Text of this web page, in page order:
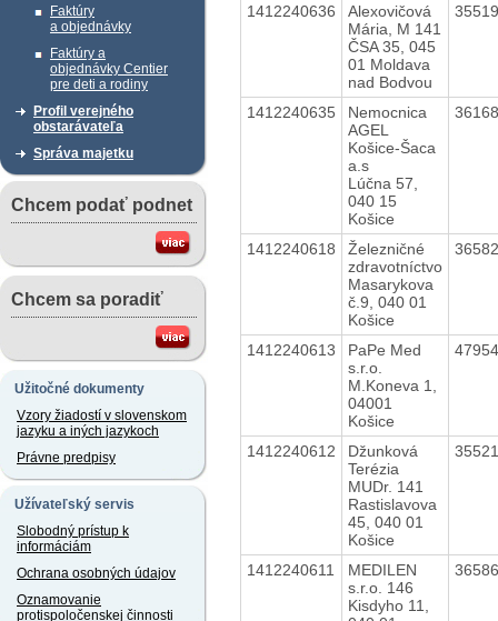
Faktúry
a objednávky
Faktúry a
objednávky Centier
pre deti a rodiny
Profil verejného
obstarávateľa
Správa majetku
Chcem podať podnet
Chcem sa poradiť
Užitočné dokumenty
Vzory žiadostí v slovenskom
jazyku a iných jazykoch
Právne predpisy
Užívateľský servis
Slobodný prístup k
informáciám
Ochrana osobných údajov
Oznamovanie
protispoločenskej činnosti
1412240636
Alexovičová
Mária, M 141
ČSA 35, 045
01 Moldava
nad Bodvou
1412240635
Nemocnica
AGEL
Košice-Šaca
a.s
Lúčna 57,
040 15
Košice
1412240618
Železničné
zdravotníctvo
Masarykova
č.9, 040 01
Košice
1412240613
PaPe Med
s.r.o.
M.Koneva 1,
04001
Košice
1412240612
Džunková
Terézia
MUDr. 141
Rastislavova
45, 040 01
Košice
1412240611
MEDILEN
s.r.o. 146
Kisdyho 11,